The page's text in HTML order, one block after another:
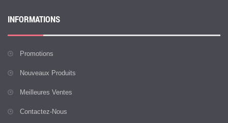
INFORMATIONS
Promotions
Nouveaux Produits
Meilleures Ventes
Contactez-Nous